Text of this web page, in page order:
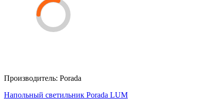
Производитель: Porada
Напольный светильник Porada LUM